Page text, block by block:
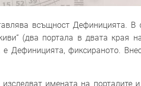
всъщност Дефиницията. В
(два портала в двата края
Дефиницията, фиксираното.
имената на порталите и